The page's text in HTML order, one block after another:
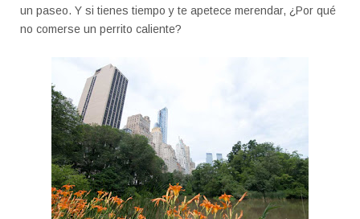
un paseo. Y si tienes tiempo y te apetece merendar, ¿Por qué
no comerse un perrito caliente?